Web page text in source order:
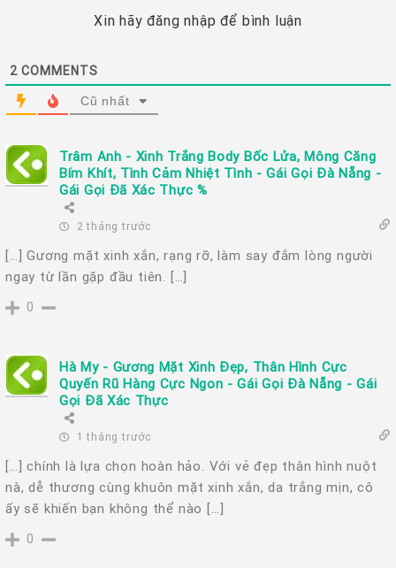
Xin hãy đăng nhập để bình luận
2 COMMENTS
Cũ nhất
Trâm Anh - Xinh Trắng Body Bốc Lửa, Mông Căng
Bím Khít, Tình Cảm Nhiệt Tình - Gái Gọi Đà Nẵng -
Gái Gọi Đã Xác Thực %
2 tháng trước
[…] Gương mặt xinh xắn, rạng rỡ, làm say đắm lòng người
ngay từ lần gặp đầu tiên. […]
0
Hà My - Gương Mặt Xinh Đẹp, Thân Hình Cực
Quyến Rũ Hàng Cực Ngon - Gái Gọi Đà Nẵng - Gái
Gọi Đã Xác Thực
1 tháng trước
[…] chính là lựa chọn hoàn hảo. Với vẻ đẹp thân hình nuột
nà, dễ thương cùng khuôn mặt xinh xắn, da trắng mịn, cô
ấy sẽ khiến bạn không thể nào […]
0